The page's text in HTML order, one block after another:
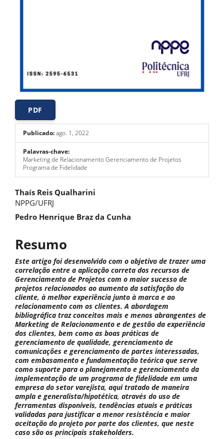
PDF
Publicado:ago. 1, 2022
Palavras-chave:
Marketing de Relacionamento Gerenciamento de Projetos
Programa de Fidelidade
Conteúdo
do
artigo
principal
Thaís Reis Qualharini
NPPG/UFRJ
Pedro Henrique Braz da Cunha
Resumo
Este artigo foi desenvolvido com o objetivo de trazer uma
correlação entre a aplicação correta dos recursos de
Gerenciamento de Projetos com o maior sucesso de
projetos relacionados ao aumento da satisfação do
cliente, à melhor experiência junto à marca e ao
relacionamento com os clientes. A abordagem
bibliográfica traz conceitos mais e menos abrangentes de
Marketing de Relacionamento e de gestão da experiência
dos clientes, bem como as boas práticas de
gerenciamento de qualidade, gerenciamento de
comunicações e gerenciamento de partes interessadas,
com embasamento e fundamentação teórica que serve
como suporte para o planejamento e gerenciamento da
implementação de um programa de fidelidade em uma
empresa do setor varejista, aqui tratado de maneira
ampla e generalista/hipotética, através do uso de
ferramentas disponíveis, tendências atuais e práticas
validadas para justificar a menor resistência e maior
aceitação do projeto por parte dos clientes, que neste
caso são os principais stakeholders.